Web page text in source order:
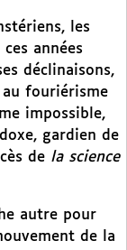
les
années
déclinaisons,
fouriérisme
impossible,
gardien de
de la science
autre pour
de la